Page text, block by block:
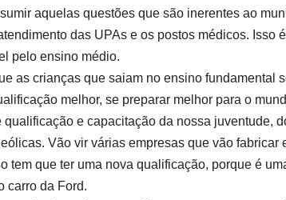
aquelas questões que são inerentes ao
das UPAs e os postos médicos. Isso
pelo ensino médio.
as crianças que saiam no ensino fundamental
melhor, se preparar melhor para o
e capacitação da nossa juventude,
Vão vir várias empresas que vão fabricar
tem que ter uma nova qualificação, porque é
carro da Ford.